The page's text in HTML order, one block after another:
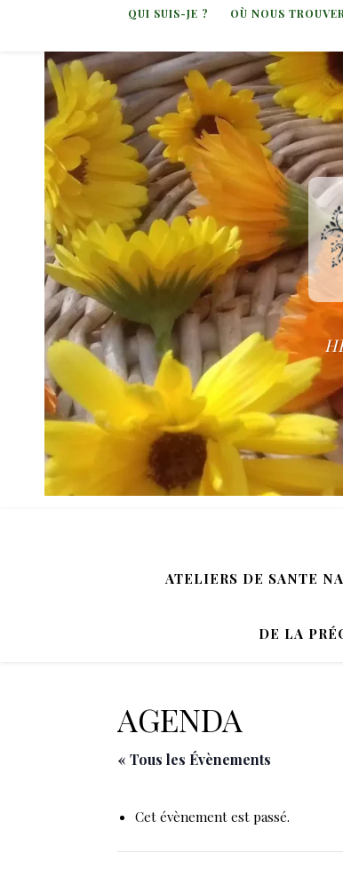
QUI SUIS-JE ? OÙ NOUS
ATELIERS DE SANTE
DE LA
AGENDA
« Tous les Évènements
Cet évènement est passé.